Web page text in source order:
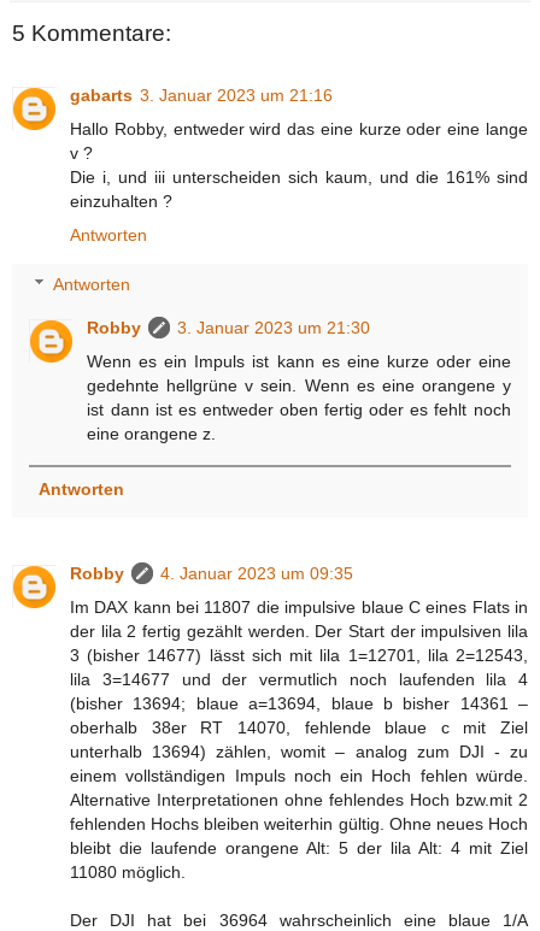
5 Kommentare:
gabarts 3. Januar 2023 um 21:16
Hallo Robby, entweder wird das eine kurze oder eine lange
v ?
Die i, und iii unterscheiden sich kaum, und die 161% sind
einzuhalten ?
Antworten
Antworten
Robby
3. Januar 2023 um 21:30
Wenn es ein Impuls ist kann es eine kurze oder eine
gedehnte hellgrüne v sein. Wenn es eine orangene y
ist dann ist es entweder oben fertig oder es fehlt noch
eine orangene z.
Antworten
Robby
4. Januar 2023 um 09:35
Im DAX kann bei 11807 die impulsive blaue C eines Flats in
der lila 2 fertig gezählt werden. Der Start der impulsiven lila
3 (bisher 14677) lässt sich mit lila 1=12701, lila 2=12543,
lila 3=14677 und der vermutlich noch laufenden lila 4
(bisher 13694; blaue a=13694, blaue b bisher 14361 –
oberhalb 38er RT 14070, fehlende blaue c mit Ziel
unterhalb 13694) zählen, womit – analog zum DJI - zu
einem vollständigen Impuls noch ein Hoch fehlen würde.
Alternative Interpretationen ohne fehlendes Hoch bzw.mit 2
fehlenden Hochs bleiben weiterhin gültig. Ohne neues Hoch
bleibt die laufende orangene Alt: 5 der lila Alt: 4 mit Ziel
11080 möglich.
Der DJI hat bei 36964 wahrscheinlich eine blaue 1/A